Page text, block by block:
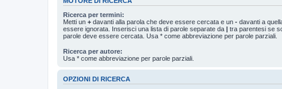
Ricerca per termini:
Metti un + davanti alla parola che deve essere cercata e un - davanti a
essere ignorata. Inserisci una lista di parole separate da | tra parentesi se
parole deve essere cercata. Usa * come abbreviazione per parole parziali.
Ricerca per autore:
Usa * come abbreviazione per parole parziali.
OPZIONI DI RICERCA